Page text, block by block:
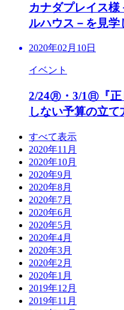
カナダプレイス
ルハウス－を見学
2020年02月10日
イベント
2/24㊊・3/1㊐『
しない予算の立
すべて表示
2020年11月
2020年10月
2020年9月
2020年8月
2020年7月
2020年6月
2020年5月
2020年4月
2020年3月
2020年2月
2020年1月
2019年12月
2019年11月